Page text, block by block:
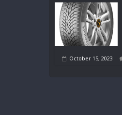
October 15, 2023